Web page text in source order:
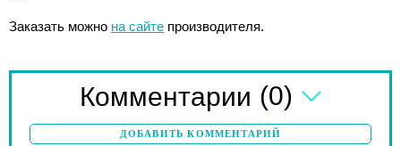
Заказать можно на сайте производителя.
Комментарии (0)
ДОБАВИТЬ КОММЕНТАРИЙ